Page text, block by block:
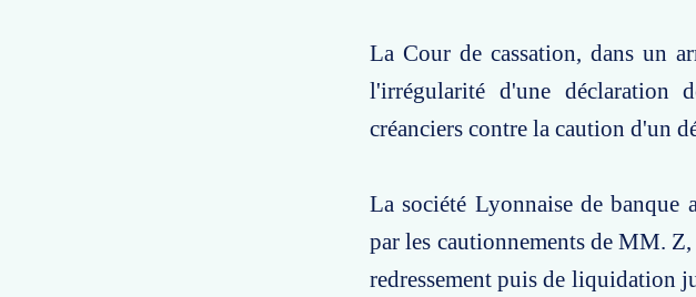
La Cour de cassation, dans un
l'irrégularité d'une déclaration
créanciers contre la caution d'un
La société Lyonnaise de banque
par les cautionnements de MM.
redressement puis de liquidation